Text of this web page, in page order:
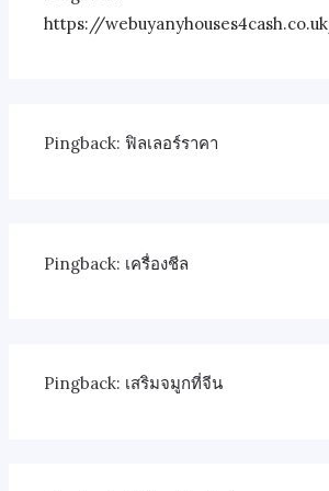
https://
Pingback: ฟิลเลอร์ราคา
Pingback: เครื่องชีล
Pingback: เสริมจมูกที่จีน